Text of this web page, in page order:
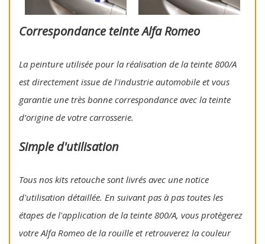
Correspondance teinte Alfa Romeo
La peinture utilisée pour la réalisation de la teinte 800/A
est directement issue de l'industrie automobile et vous
garantie une très bonne correspondance avec la teinte
d’origine de votre carrosserie.
Simple d'utilisation
Tous nos kits retouche sont livrés avec une notice
d'utilisation détaillée. En suivant pas à pas toutes les
étapes de l'application de la teinte 800/A, vous protègerez
votre Alfa Romeo de la rouille et retrouverez la couleur